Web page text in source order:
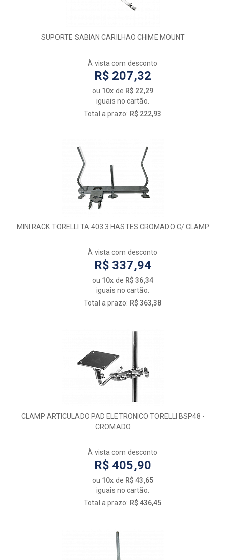
SUPORTE SABIAN CARILHAO CHIME MOUNT
À vista com desconto
R$ 207,32
ou 10x de R$ 22,29
iguais no cartão.
Total a prazo: R$ 222,93
MINI RACK TORELLI TA 403 3 HASTES CROMADO C/ CLAMP
À vista com desconto
R$ 337,94
ou 10x de R$ 36,34
iguais no cartão.
Total a prazo: R$ 363,38
CLAMP ARTICULADO PAD ELETRONICO TORELLI BSP48 -
CROMADO
À vista com desconto
R$ 405,90
ou 10x de R$ 43,65
iguais no cartão.
Total a prazo: R$ 436,45